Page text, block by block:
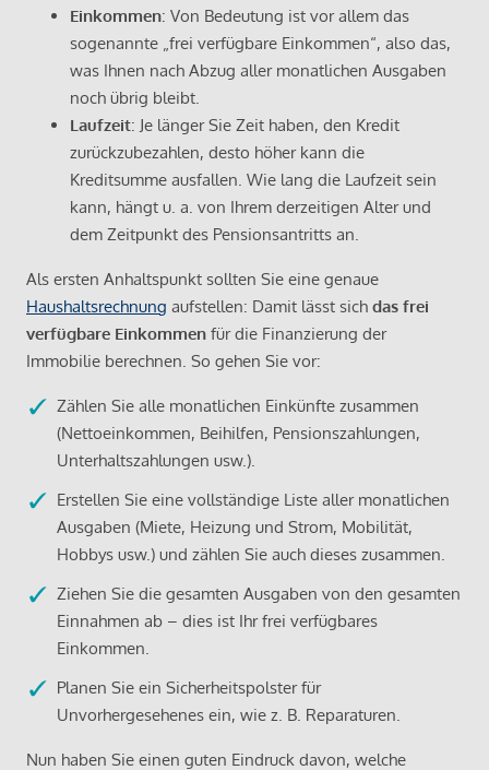
Einkommen: Von Bedeutung ist vor allem das
sogenannte „frei verfügbare Einkommen“, also das,
was Ihnen nach Abzug aller monatlichen Ausgaben
noch übrig bleibt.
Laufzeit: Je länger Sie Zeit haben, den Kredit
zurückzubezahlen, desto höher kann die
Kreditsumme ausfallen. Wie lang die Laufzeit sein
kann, hängt u. a. von Ihrem derzeitigen Alter und
dem Zeitpunkt des Pensionsantritts an.
Als ersten Anhaltspunkt sollten Sie eine genaue
Haushaltsrechnung aufstellen: Damit lässt sich das frei
verfügbare Einkommen für die Finanzierung der
Immobilie berechnen. So gehen Sie vor:
Zählen Sie alle monatlichen Einkünfte zusammen
(Nettoeinkommen, Beihilfen, Pensionszahlungen,
Unterhaltszahlungen usw.).
Erstellen Sie eine vollständige Liste aller monatlichen
Ausgaben (Miete, Heizung und Strom, Mobilität,
Hobbys usw.) und zählen Sie auch dieses zusammen.
Ziehen Sie die gesamten Ausgaben von den gesamten
Einnahmen ab – dies ist Ihr frei verfügbares
Einkommen.
Planen Sie ein Sicherheitspolster für
Unvorhergesehenes ein, wie z. B. Reparaturen.
Nun haben Sie einen guten Eindruck davon, welche